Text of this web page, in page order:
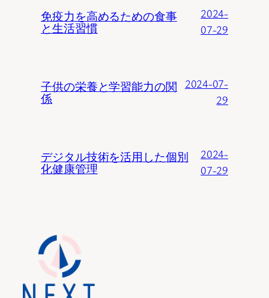
免疫力を高めるための食事
と生活習慣
2024-
07-29
子供の栄養と学習能力の関
係
2024-07-
29
デジタル技術を活用した個別
化健康管理
2024-
07-29